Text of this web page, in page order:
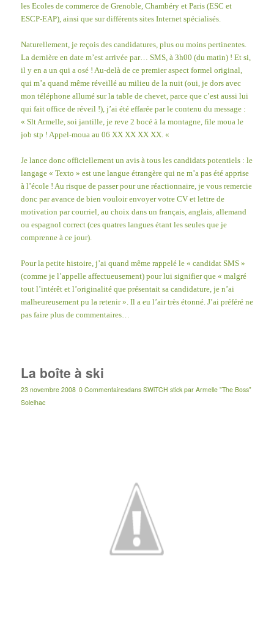
les Ecoles de commerce de Grenoble, Chambéry et Paris (ESC et
ESCP-EAP), ainsi que sur différents sites Internet spécialisés.
Naturellement, je reçois des candidatures, plus ou moins pertinentes.
La dernière en date m’est arrivée par… SMS, à 3h00 (du matin) ! Et si,
il y en a un qui a osé ! Au-delà de ce premier aspect formel original,
qui m’a quand même réveillé au milieu de la nuit (oui, je dors avec
mon téléphone allumé sur la table de chevet, parce que c’est aussi lui
qui fait office de réveil !), j’ai été effarée par le contenu du message :
« Slt Armelle, soi jantille, je reve 2 bocé à la montagne, file moua le
job stp ! Appel-moua au 06 XX XX XX XX. «
Je lance donc officiellement un avis à tous les candidats potentiels : le
langage « Texto » est une langue étrangère qui ne m’a pas été apprise
à l’école ! Au risque de passer pour une réactionnaire, je vous remercie
donc par avance de bien vouloir envoyer votre CV et lettre de
motivation par courriel, au choix dans un français, anglais, allemand
ou espagnol correct (ces quatres langues étant les seules que je
comprenne à ce jour).
Pour la petite histoire, j’ai quand même rappelé le « candidat SMS »
(comme je l’appelle affectueusement) pour lui signifier que « malgré
tout l’intérêt et l’originalité que présentait sa candidature, je n’ai
malheureusement pu la retenir ». Il a eu l’air très étonné. J’ai préféré ne
pas faire plus de commentaires…
La boîte à ski
23 novembre 2008 0 Commentairesdans SWiTCH stick par Armelle "The Boss"
Solelhac